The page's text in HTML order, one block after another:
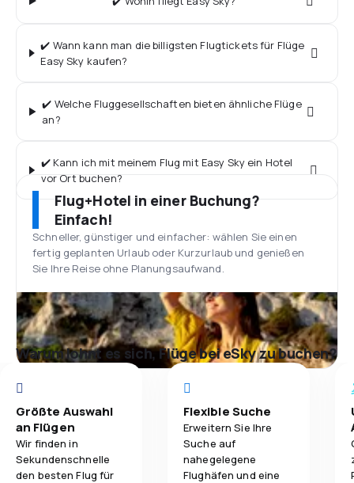
✔️ Wann kann man die billigsten Flugtickets für Flüge
Easy Sky kaufen?
✔️ Welche Fluggesellschaften bieten ähnliche Flüge
an?
✔️ Kann ich mit meinem Flug mit Easy Sky ein Hotel
vor Ort buchen?
Flug+Hotel in einer Buchung?
Einfach!
Schneller, günstiger und einfacher: wählen Sie einen
fertig geplanten Urlaub oder Kurzurlaub und genießen
Sie Ihre Reise ohne Planungsaufwand.
Warum lohnt es sich, Flüge bei eSky zu buchen?
Größte Auswahl
an Flügen
Wir finden in
Sekundenschnelle
den besten Flug für
Flexible Suche
Erweitern Sie Ihre
Suche auf
nahegelegene
Flughäfen und eine